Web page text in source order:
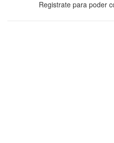
Registrate para poder